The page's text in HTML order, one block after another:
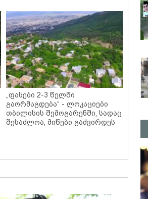
„ფასები 2-3 წელში
გაორმაგდება“ - ლოკაციები
თბილისის შემოგარენში, სადაც
შესაძლოა, მიწები გაძვირდეს